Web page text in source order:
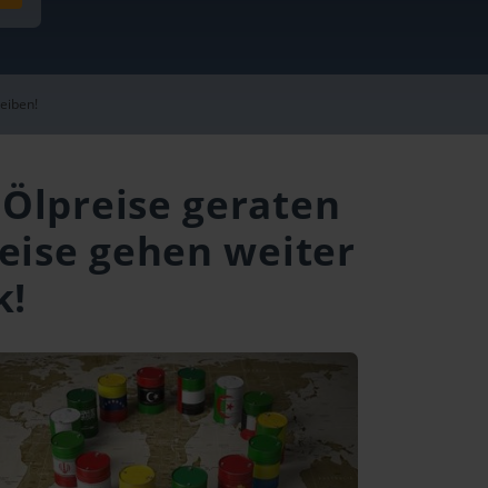
geraten
gehen weiter